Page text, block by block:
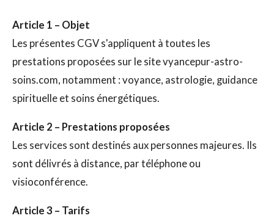
Article 1 – Objet
Les présentes CGV s'appliquent à toutes les
prestations proposées sur le site vyancepur-astro-
soins.com, notamment : voyance, astrologie, guidance
spirituelle et soins énergétiques.
Article 2 – Prestations proposées
Les services sont destinés aux personnes majeures. Ils
sont délivrés à distance, par téléphone ou
visioconférence.
Article 3 – Tarifs